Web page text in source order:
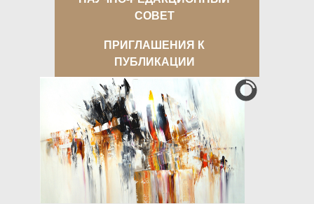
СОВЕТ
ПРИГЛАШЕНИЯ К
ПУБЛИКАЦИИ